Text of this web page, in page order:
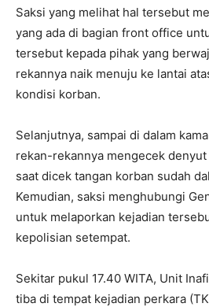
Saksi yang melihat hal tersebut
yang ada di bagian front office
tersebut kepada pihak yang
rekannya naik menuju ke lantai
kondisi korban.
Selanjutnya, sampai di dalam
rekan-rekannya mengecek
saat dicek tangan korban sudah
Kemudian, saksi menghubungi
untuk melaporkan kejadian
kepolisian setempat.
Sekitar pukul 17.40 WITA, Unit
tiba di tempat kejadian perkara